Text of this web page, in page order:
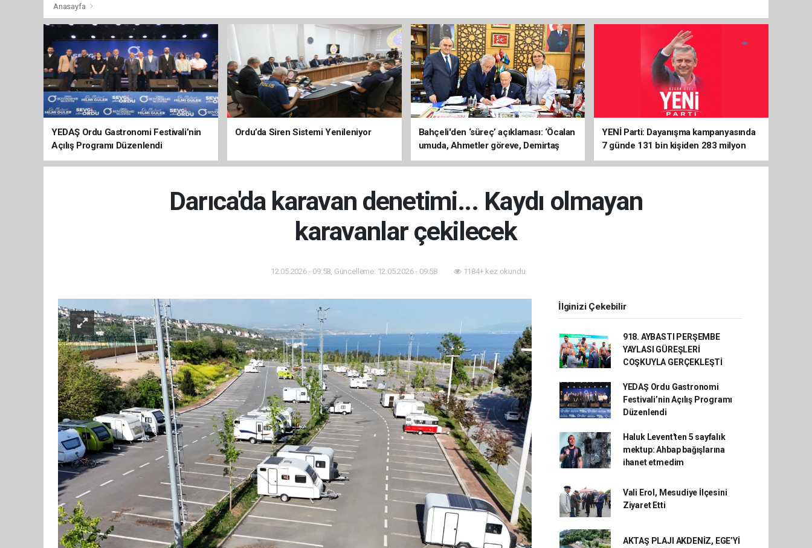
Anasayfa
YEDAŞ Ordu Gastronomi Festivali’nin
Açılış Programı Düzenlendi
Ordu’da Siren Sistemi Yenileniyor
Bahçeli'den ‘süreç’ açıklaması: ‘Öcalan
umuda, Ahmetler göreve, Demirtaş
evine dönmeli’
YENİ Parti: Dayanışma kampanyasında
7 günde 131 bin kişiden 283 milyon
liralık destek
Darıca'da karavan denetimi... Kaydı olmayan
karavanlar çekilecek
12.05.2026 - 09:58, Güncelleme: 12.05.2026 - 09:58 1184+ kez okundu.
İlginizi Çekebilir
918. AYBASTI PERŞEMBE
YAYLASI GÜREŞLERİ
COŞKUYLA GERÇEKLEŞTİ
YEDAŞ Ordu Gastronomi
Festivali’nin Açılış Programı
Düzenlendi
Haluk Levent'ten 5 sayfalık
mektup: Ahbap bağışlarına
ihanet etmedim
Vali Erol, Mesudiye İlçesini
Ziyaret Etti
AKTAŞ PLAJI AKDENİZ, EGE’Yİ